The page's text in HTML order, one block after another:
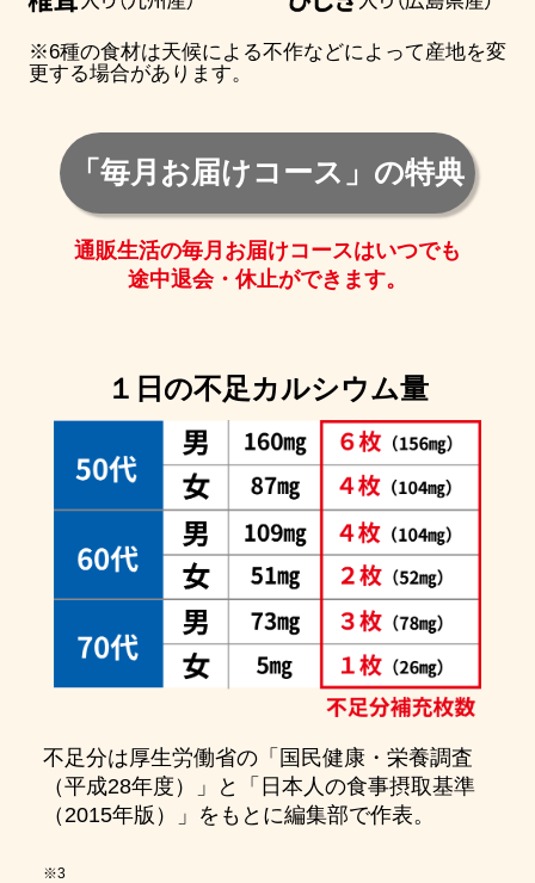
※6種の食材は天候による不作などによって産地を変
更する場合があります。
「毎月お届けコース」の特典
通販生活の毎月お届けコースはいつでも
途中退会・休止ができます。
１日の不足カルシウム量
不足分は厚生労働省の「国民健康・栄養調査
（平成28年度）」と「日本人の食事摂取基準
（2015年版）」をもとに編集部で作表。
※3